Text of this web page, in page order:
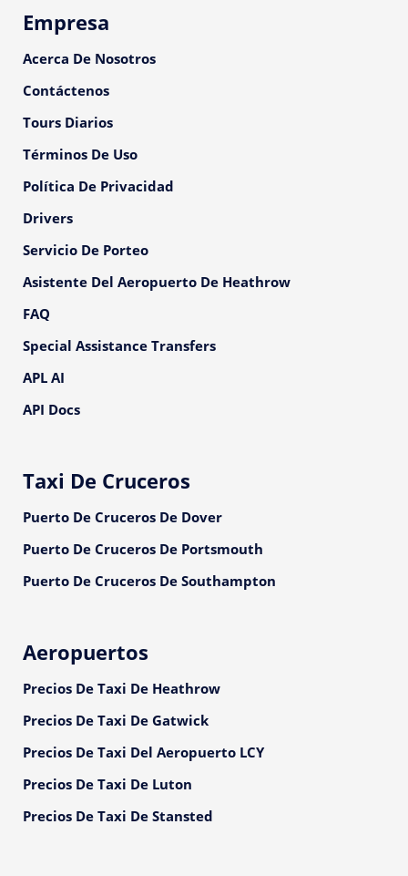
Empresa
Acerca De Nosotros
Contáctenos
Tours Diarios
Términos De Uso
Política De Privacidad
Drivers
Servicio De Porteo
Asistente Del Aeropuerto De Heathrow
FAQ
Special Assistance Transfers
APL AI
API Docs
Taxi De Cruceros
Puerto De Cruceros De Dover
Puerto De Cruceros De Portsmouth
Puerto De Cruceros De Southampton
Aeropuertos
Precios De Taxi De Heathrow
Precios De Taxi De Gatwick
Precios De Taxi Del Aeropuerto LCY
Precios De Taxi De Luton
Precios De Taxi De Stansted